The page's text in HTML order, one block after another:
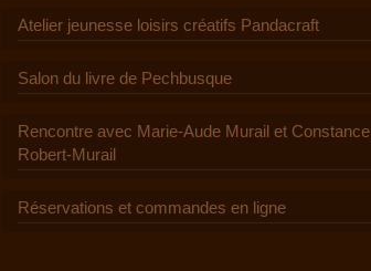
Atelier jeunesse loisirs créatifs Pandacraft
Salon du livre de Pechbusque
Rencontre avec Marie-Aude Murail et Constance
Robert-Murail
Réservations et commandes en ligne